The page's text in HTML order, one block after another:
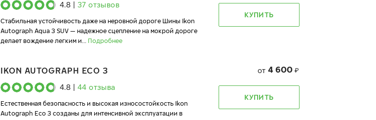
4.8 37 отзывов
Стабильная устойчивость даже на неровной дороге Шины Ikon
Autograph Aqua 3 SUV — надежное сцепление на мокрой дороге
делает вождение легким и... Подробнее
КУПИТЬ
IKON AUTOGRAPH ECO 3
4.8 44 отзыва
Естественная безопасность и высокая износостойкость Ikon
Autograph Eco 3 созданы для интенсивной эксплуатации в
от 4 600 ₽
КУПИТЬ